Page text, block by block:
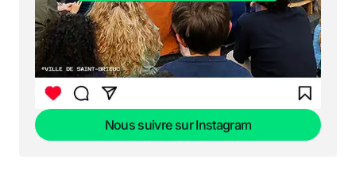
Nous suivre sur Instagram